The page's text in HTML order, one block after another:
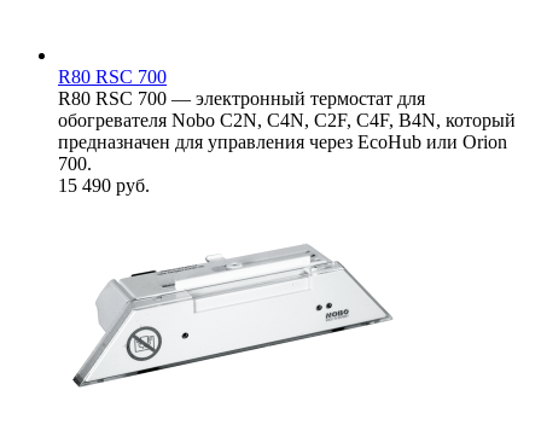
R80 RSC 700
R80 RSC 700 — электронный термостат для
обогревателя Nobo C2N, С4N, C2F, С4F, B4N, который
предназначен для управления через EcoHub или Oriоn
700.
15 490 руб.